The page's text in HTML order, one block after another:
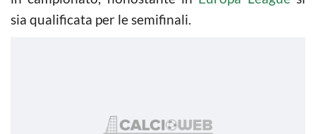
sia qualificata per le semifinali.